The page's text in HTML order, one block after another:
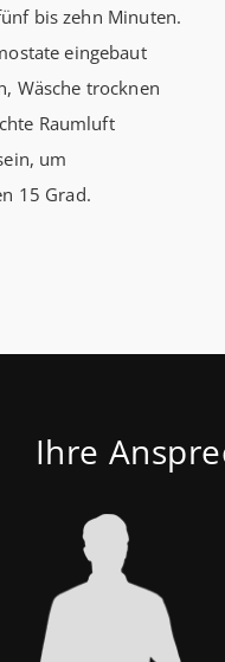
bis zehn Minuten.
eingebaut
Wäsche trocknen
Raumluft
um
15 Grad.
Ihre